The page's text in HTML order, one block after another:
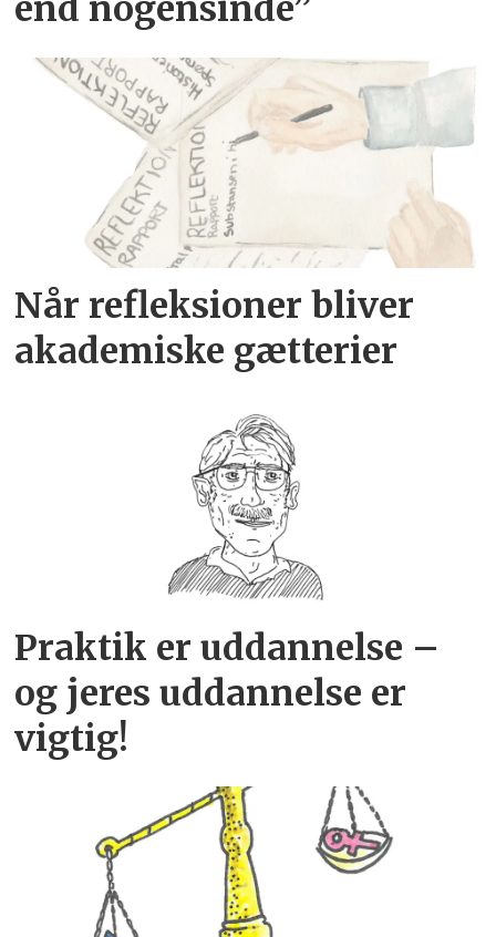
end nogensinde”
Når refleksioner bliver
akademiske gætterier
Praktik er uddannelse –
og jeres uddannelse er
vigtig!